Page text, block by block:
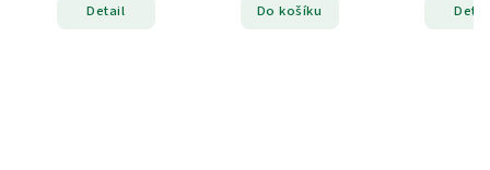
Detail Do košíku